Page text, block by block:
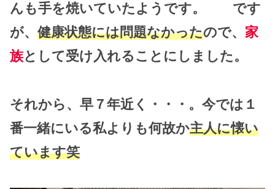
んも手を焼いていたようです。 です
が、 健康状態には問題なかったので、 家
族として受け入れることにしました。
それから、早７年近く・・・。今では１
番一緒にいる私よりも何故か主人に懐い
ています笑